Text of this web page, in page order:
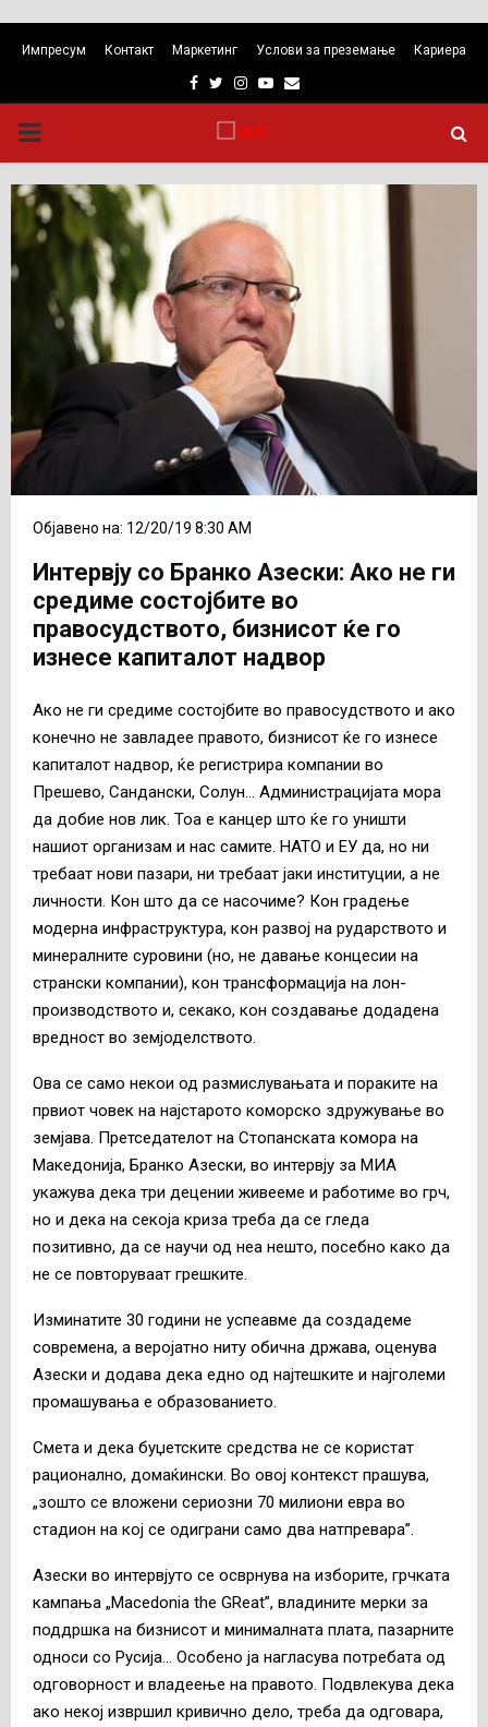
Импресум Контакт Маркетинг Услови за преземање Кариера
Facebook
TwitterInstagram
Youtube
Email
PRIMARY
MENU
Објавено на: 12/20/19 8:30 AM
Интервју со Бранко Азески: Ако не ги
средиме состојбите во
правосудството, бизнисот ќе го
изнесе капиталот надвор
Ако не ги средиме состојбите во правосудството и ако
конечно не завладее правото, бизнисот ќе го изнесе
капиталот надвор, ќе регистрира компании во
Прешево, Сандански, Солун… Администрацијата мора
да добие нов лик. Тоа е канцер што ќе го уништи
нашиот организам и нас самите. НАТО и ЕУ да, но ни
требаат нови пазари, ни требаат јаки институции, а не
личности. Кон што да се насочиме? Кон градење
модерна инфраструктура, кон развој на рударството и
минералните суровини (но, не давање концесии на
странски компании), кон трансформација на лон-
производството и, секако, кон создавање додадена
вредност во земјоделството.
Ова се само некои од размислувањата и пораките на
првиот човек на најстарото коморско здружување во
земјава. Претседателот на Стопанската комора на
Македонија, Бранко Азески, во интервју за МИА
укажува дека три децении живееме и работиме во грч,
но и дека на секоја криза треба да се гледа
позитивно, да се научи од неа нешто, посебно како да
не се повторуваат грешките.
Изминатите 30 години не успеавме да создадеме
современа, а веројатно ниту обична држава, оценува
Азески и додава дека едно од најтешките и најголеми
промашувања е образованието.
Смета и дека буџетските средства не се користат
рационално, домаќински. Во овој контекст прашува,
„зошто се вложени сериозни 70 милиони евра во
стадион на кој се одиграни само два натпревара”.
Азески во интервјуто се осврнува на изборите, грчката
кампања „Macedonia the GReat”, владините мерки за
поддршка на бизнисот и минималната плата, пазарните
односи со Русија… Особено ја нагласува потребата од
одговорност и владеење на правото. Подвлекува дека
ако некој извршил кривично дело, треба да одговара,